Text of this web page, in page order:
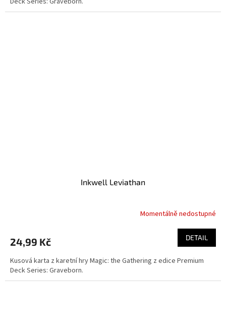
Inkwell Leviathan
Momentálně nedostupné
24,99 Kč DETAIL
Kusová karta z karetní hry Magic: the Gathering z edice Premium
Deck Series: Graveborn.